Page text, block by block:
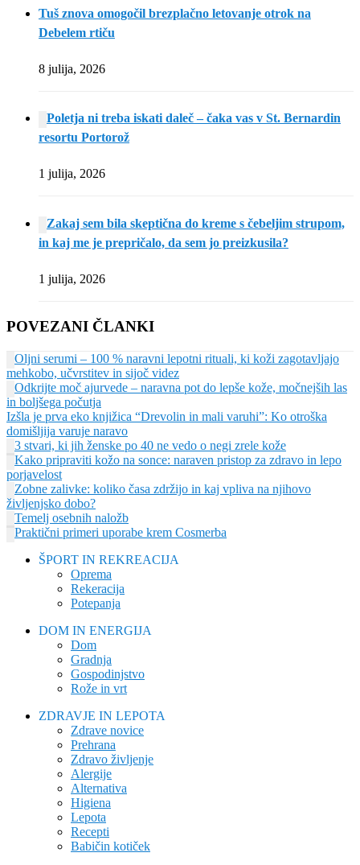
Tuš znova omogočil brezplačno letovanje otrok na
Debelem rtiču
8 julija, 2026
Poletja ni treba iskati daleč – čaka vas v St. Bernardin
resortu Portorož
1 julija, 2026
Zakaj sem bila skeptična do kreme s čebeljim strupom,
in kaj me je prepričalo, da sem jo preizkusila?
1 julija, 2026
POVEZANI ČLANKI
Oljni serumi – 100 % naravni lepotni rituali, ki koži zagotavljajo
mehkobo, učvrstitev in sijoč videz
Odkrijte moč ajurvede – naravna pot do lepše kože, močnejših las
in boljšega počutja
Izšla je prva eko knjižica “Drevolin in mali varuhi”: Ko otroška
domišljija varuje naravo
3 stvari, ki jih ženske po 40 ne vedo o negi zrele kože
Kako pripraviti kožo na sonce: naraven pristop za zdravo in lepo
porjavelost
Zobne zalivke: koliko časa zdržijo in kaj vpliva na njihovo
življenjsko dobo?
Temelj osebnih naložb
Praktični primeri uporabe krem Cosmerba
ŠPORT IN REKREACIJA
Oprema
Rekeracija
Potepanja
DOM IN ENERGIJA
Dom
Gradnja
Gospodinjstvo
Rože in vrt
ZDRAVJE IN LEPOTA
Zdrave novice
Prehrana
Zdravo življenje
Alergije
Alternativa
Higiena
Lepota
Recepti
Babičin kotiček